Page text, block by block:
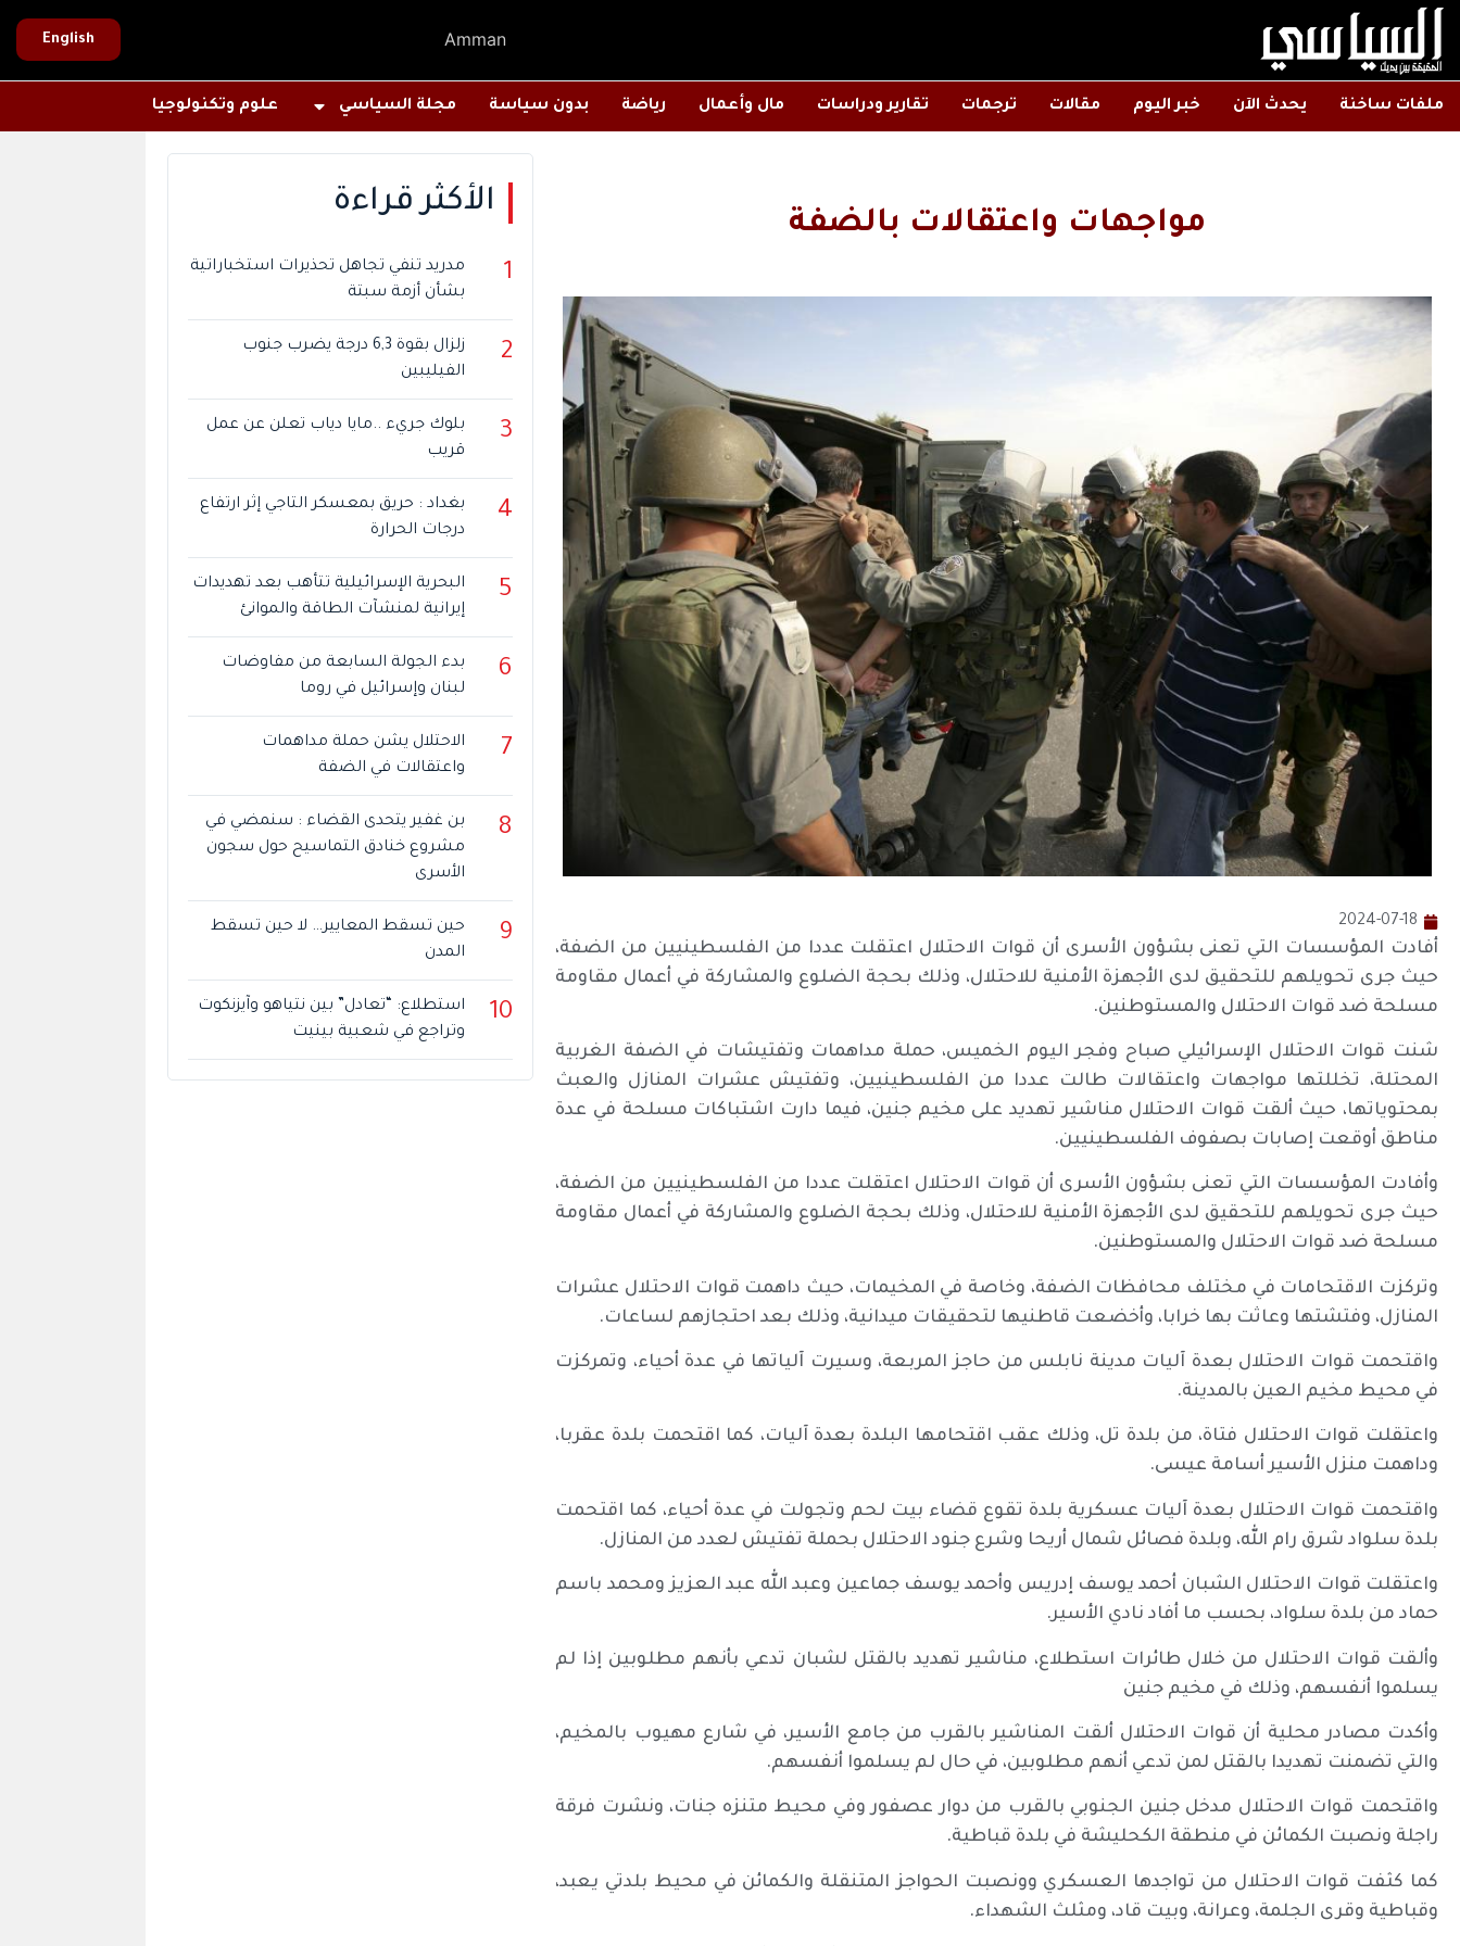
Amman
English
ملفات ساخنة يحدث الآن خبر اليوم مقالات ترجمات تقارير ودراسات مال وأعمال رياضة بدون سياسة مجلة السياسي علوم وتكنولوجيا
مواجهات واعتقالات بالضفة
2024-07-18
أفادت المؤسسات التي تعنى بشؤون الأسرى أن قوات الاحتلال اعتقلت عددا من الفلسطينيين من الضفة،
حيث جرى تحويلهم للتحقيق لدى الأجهزة الأمنية للاحتلال، وذلك بحجة الضلوع والمشاركة في أعمال مقاومة
مسلحة ضد قوات الاحتلال والمستوطنين.
شنت قوات الاحتلال الإسرائيلي صباح وفجر اليوم الخميس، حملة مداهمات وتفتيشات في الضفة الغربية
المحتلة، تخللتها مواجهات واعتقالات طالت عددا من الفلسطينيين، وتفتيش عشرات المنازل والعبث
بمحتوياتها، حيث ألقت قوات الاحتلال مناشير تهديد على مخيم جنين، فيما دارت اشتباكات مسلحة في عدة
مناطق أوقعت إصابات بصفوف الفلسطينيين.
وأفادت المؤسسات التي تعنى بشؤون الأسرى أن قوات الاحتلال اعتقلت عددا من الفلسطينيين من الضفة،
حيث جرى تحويلهم للتحقيق لدى الأجهزة الأمنية للاحتلال، وذلك بحجة الضلوع والمشاركة في أعمال مقاومة
مسلحة ضد قوات الاحتلال والمستوطنين.
وتركزت الاقتحامات في مختلف محافظات الضفة، وخاصة في المخيمات، حيث داهمت قوات الاحتلال عشرات
المنازل، وفتشتها وعاثت بها خرابا، وأخضعت قاطنيها لتحقيقات ميدانية، وذلك بعد احتجازهم لساعات.
واقتحمت قوات الاحتلال بعدة آليات مدينة نابلس من حاجز المربعة، وسيرت آلياتها في عدة أحياء، وتمركزت
في محيط مخيم العين بالمدينة.
واعتقلت قوات الاحتلال فتاة، من بلدة تل، وذلك عقب اقتحامها البلدة بعدة آليات، كما اقتحمت بلدة عقربا،
وداهمت منزل الأسير أسامة عيسى.
واقتحمت قوات الاحتلال بعدة آليات عسكرية بلدة تقوع قضاء بيت لحم وتجولت في عدة أحياء، كما اقتحمت
بلدة سلواد شرق رام الله، وبلدة فصائل شمال أريحا وشرع جنود الاحتلال بحملة تفتيش لعدد من المنازل.
واعتقلت قوات الاحتلال الشبان أحمد يوسف إدريس وأحمد يوسف جماعين وعبد الله عبد العزيز ومحمد باسم
حماد من بلدة سلواد، بحسب ما أفاد نادي الأسير.
وألقت قوات الاحتلال من خلال طائرات استطلاع، مناشير تهديد بالقتل لشبان تدعي بأنهم مطلوبين إذا لم
يسلموا أنفسهم، وذلك في مخيم جنين
وأكدت مصادر محلية أن قوات الاحتلال ألقت المناشير بالقرب من جامع الأسير، في شارع مهيوب بالمخيم،
والتي تضمنت تهديدا بالقتل لمن تدعي أنهم مطلوبين، في حال لم يسلموا أنفسهم.
واقتحمت قوات الاحتلال مدخل جنين الجنوبي بالقرب من دوار عصفور وفي محيط متنزه جنات، ونشرت فرقة
راجلة ونصبت الكمائن في منطقة الكحليشة في بلدة قباطية.
كما كثفت قوات الاحتلال من تواجدها العسكري وونصبت الحواجز المتنقلة والكمائن في محيط بلدتي يعبد،
وقباطية وقرى الجلمة، وعرانة، وبيت قاد، ومثلث الشهداء.
الأكثر قراءة
1
مدريد تنفي تجاهل تحذيرات استخباراتية
بشأن أزمة سبتة
2
زلزال بقوة 6,3 درجة يضرب جنوب
الفيليبين
3
بلوك جريء ..مايا دياب تعلن عن عمل
قريب
4
بغداد : حريق بمعسكر التاجي إثر ارتفاع
درجات الحرارة
5
البحرية الإسرائيلية تتأهب بعد تهديدات
إيرانية لمنشآت الطاقة والموانئ
6
بدء الجولة السابعة من مفاوضات
لبنان وإسرائيل في روما
7
الاحتلال يشن حملة مداهمات
واعتقالات في الضفة
8
بن غفير يتحدى القضاء : سنمضي في
مشروع خنادق التماسيح حول سجون
الأسرى
9
حين تسقط المعايير… لا حين تسقط
المدن
10
استطلاع: “تعادل” بين نتياهو وآيزنكوت
وتراجع في شعبية بينيت